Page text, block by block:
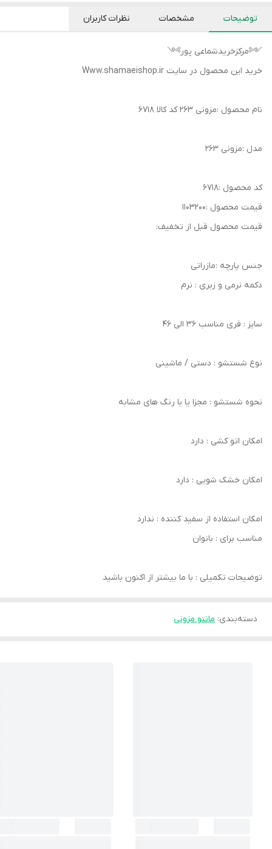
توضیحات مشخصات نظرات کاربران
༺مرکزخریدشماعی پور༻
خرید این محصول در سایت Www.shamaeishop.ir
نام محصول :مزونی ۲۶۳ کد کالا ۶۷۱۸
مدل :مزونی ۲۶۳
کد محصول :۶۷۱۸
قیمت محصول :۱۱۰۳۲۰۰
قیمت محصول قبل از تخفیف:
جنس پارچه :مازراتی
دکمه نرمی و زبری : نرم
سایز : فری مناسب 36 الی 46
نوع شستشو : دستی / ماشینی
نحوه شستشو : مجزا یا با رنگ های مشابه
امکان اتو کشی : دارد
امکان خشک‌ شویی : دارد
امکان استفاده از سفید کننده : ندارد
مناسب برای : بانوان
توضیحات تکمیلی : با ما بیشتر از اکنون باشید
دسته‌بندی: مانتو مزونی